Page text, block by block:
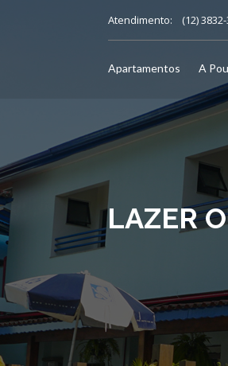
Atendimento: (12)
Apartamentos A
LAZER